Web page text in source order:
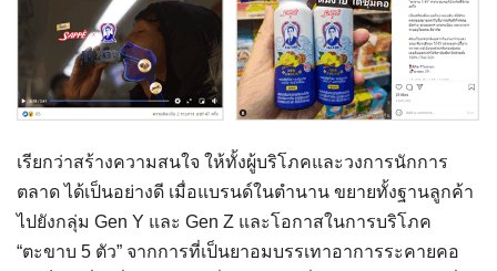
เรียกว่าสร้างความสนใจ ให้ทั้งผู้บริโภคและวงการนักการ
ตลาด ได้เป็นอย่างดี เมื่อแบรนด์ในตำนาน ขยายทั้งฐานลูกค้า
ไปยังกลุ่ม Gen Y และ Gen Z และโอกาสในการบริโภค
“ตะขาบ 5 ตัว” จากการที่เป็นยาอมบรรเทาอาการระคายคอ